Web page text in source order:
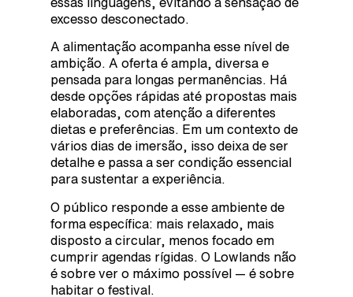
excesso desconectado.
A alimentação acompanha esse nível de
ambição. A oferta é ampla, diversa e
pensada para longas permanências. Há
desde opções rápidas até propostas mais
elaboradas, com atenção a diferentes
dietas e preferências. Em um contexto de
vários dias de imersão, isso deixa de ser
detalhe e passa a ser condição essencial
para sustentar a experiência.
O público responde a esse ambiente de
forma específica: mais relaxado, mais
disposto a circular, menos focado em
cumprir agendas rígidas. O Lowlands não
é sobre ver o máximo possível — é sobre
habitar o festival.